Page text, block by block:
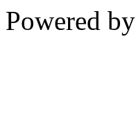
Powered by